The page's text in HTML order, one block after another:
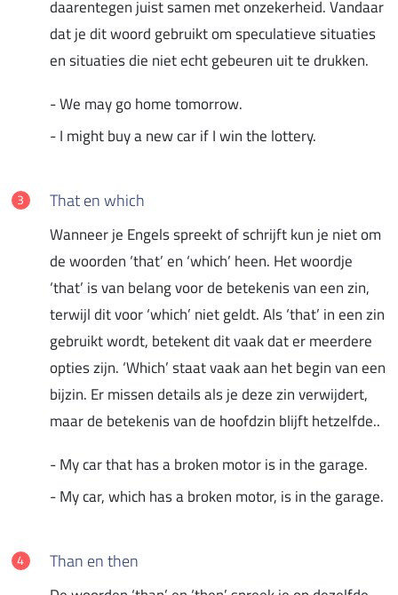
daarentegen juist samen met onzekerheid. Vandaar
dat je dit woord gebruikt om speculatieve situaties
en situaties die niet echt gebeuren uit te drukken.
- We may go home tomorrow.
- I might buy a new car if I win the lottery.
That en which
Wanneer je Engels spreekt of schrijft kun je niet om
de woorden ‘that’ en ‘which’ heen. Het woordje
‘that’ is van belang voor de betekenis van een zin,
terwijl dit voor ‘which’ niet geldt. Als ‘that’ in een zin
gebruikt wordt, betekent dit vaak dat er meerdere
opties zijn. ‘Which’ staat vaak aan het begin van een
bijzin. Er missen details als je deze zin verwijdert,
maar de betekenis van de hoofdzin blijft hetzelfde..
- My car that has a broken motor is in the garage.
- My car, which has a broken motor, is in the garage.
Than en then